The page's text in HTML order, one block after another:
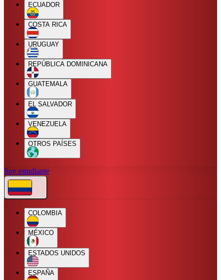
ECUADOR
COSTA RICA
URUGUAY
REPÚBLICA DOMINICANA
GUATEMALA
EL SALVADOR
VENEZUELA
OTROS PAÍSES
Soy estudiante
COLOMBIA
MÉXICO
ESTADOS UNIDOS
ESPAÑA